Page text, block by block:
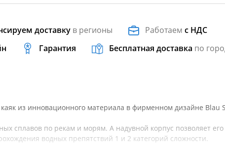
доставку в регионы Работаемс НДС
Гарантия Бесплатная доставка по
из инновационного материала в фирменном дизайне Blau
сплавов по рекам и морям. А надувной корпус позволяет его
водных препятствий 1 и 2 категорий сложности.